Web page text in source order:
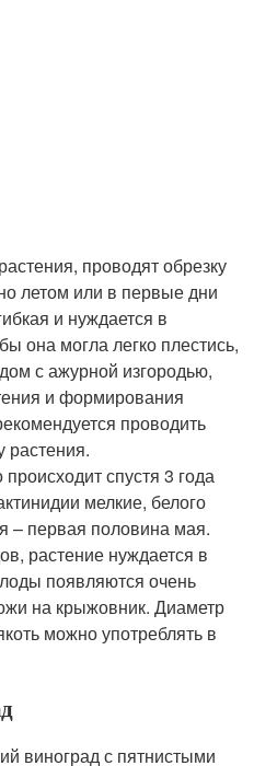
проводят обрезку
летом или в первые дни
и нуждается в
она могла легко плестись,
с ажурной изгородью,
и формирования
проводить
спустя 3 года
мелкие, белого
– первая половина мая.
растение нуждается в
появляются очень
на крыжовник. Диаметр
можно употреблять в
виноград с пятнистыми